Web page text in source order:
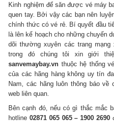
Kinh nghiệm để săn được vé máy
quen tay. Bởi vậy các bạn nên
chính thức có vé rẻ. Bí quyết đầu
là lên kế hoạch cho những chuyến
dõi thường xuyên các trang
trong đó chúng tôi xin giới
sanvemaybay.vn thuộc hệ thống
của các hãng hàng không uy tín
Nam, các hãng luôn thông báo
web liên quan.
Bên cạnh đó, nếu có gì thắc mắc
hotline02871 065 065 – 1900 2690